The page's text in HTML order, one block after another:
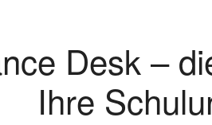
Desk –
Ihre